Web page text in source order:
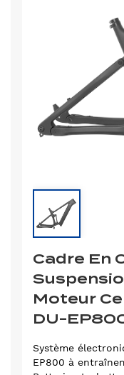
Cadre En
Moteur
DU-
Système
EP800 à